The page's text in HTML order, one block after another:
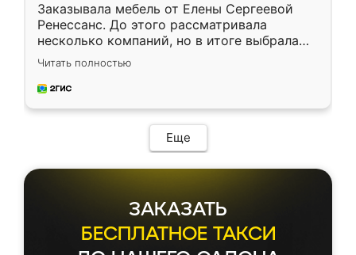
Заказывала мебель от Елены Сергеевой
Ренессанс. До этого рассматривала
несколько компаний, но в итоге выбрала
эту. Сначала обговорили условия, потом
приехал замерщик, всё спокойно объяснил
и снял размеры. Изготовили в срок, с
мебель сразу встала на свое место без
каких-либо доработок. Качеством осталась
довольна, все выглядит так, как и ожидала.
Читать полностью
Еще
ЗАКАЗАТЬ
БЕСПЛАТНОЕ ТАКСИ